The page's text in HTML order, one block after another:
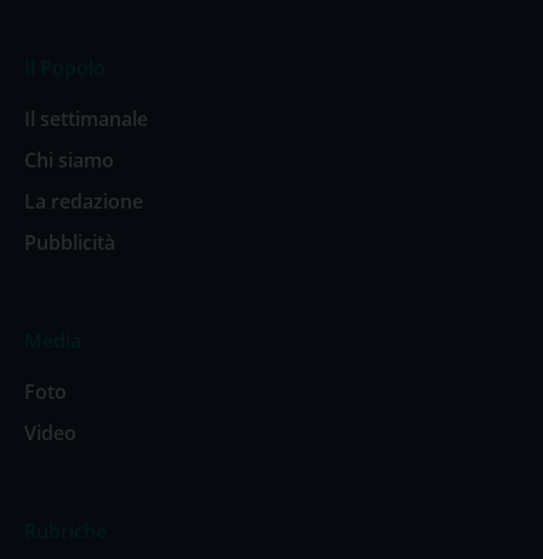
Il settimanale
Chi siamo
La redazione
Pubblicità
Foto
Video